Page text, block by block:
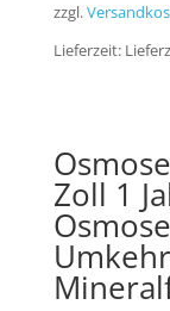
zzgl.
Lieferzeit:
Zoll 1